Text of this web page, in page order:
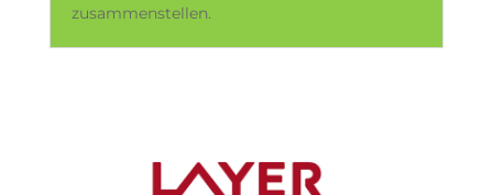
zusammenstellen.